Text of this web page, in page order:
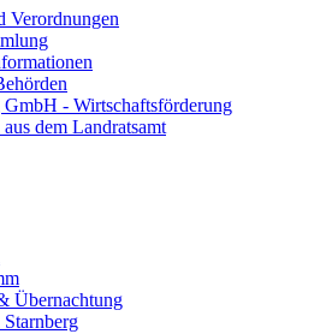
Verordnungen
GmbH - Wirtschaftsförderung
dem Landratsamt
Übernachtung